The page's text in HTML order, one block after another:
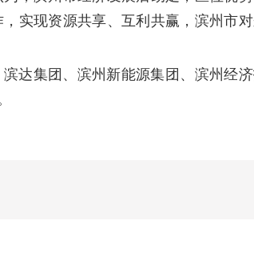
实现资源共享、互利共赢，滨州市
达集团、滨州新能源集团、滨州经